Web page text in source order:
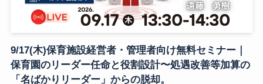
9/17(木)保育施設経営者・管理者向け無料セミナー｜
保育園のリーダー任命と役割設計〜処遇改善等加算の
「名ばかりリーダー」からの脱却。